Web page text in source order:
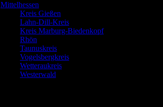
Mittelhessen
Kreis Gießen
Lahn-Dill-Kreis
Kreis Marburg-Biedenkopf
Rhön
Taunuskreis
Vogelsbergkreis
Wetteraukreis
Westerwald